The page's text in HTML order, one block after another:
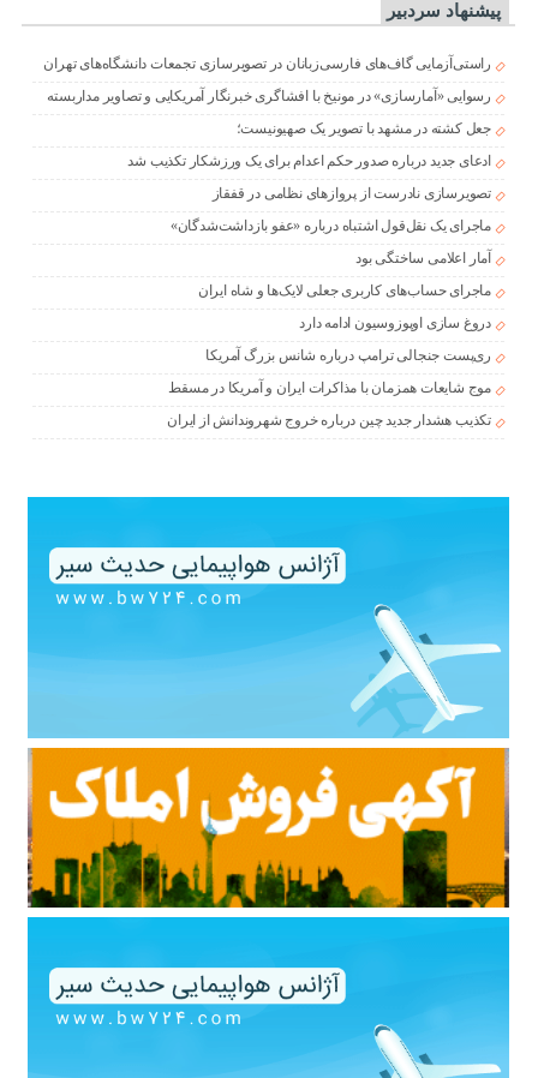
پیشنهاد سردبیر
راستی‌آزمایی گاف‌های فارسی‌زبانان در تصویرسازی تجمعات دانشگاه‌های تهران
رسوایی «آمارسازی» در مونیخ با افشاگری خبرنگار آمریکایی و تصاویر مداربسته
جعل کشته در مشهد با تصویر یک صهیونیست؛
ادعای جدید درباره صدور حکم اعدام برای یک ورزشکار تکذیب شد
تصویرسازی نادرست از پروازهای نظامی در قفقاز
ماجرای یک نقل‌قول اشتباه درباره «عفو بازداشت‌شدگان»
آمار اعلامی ساختگی بود
ماجرای حساب‌های کاربری جعلی لایک‌ها و شاه ایران
دروغ سازی اوپوزوسیون ادامه دارد
ری‌پست جنجالی ترامپ درباره شانس بزرگ آمریکا
موج شایعات همزمان با مذاکرات ایران و آمریکا در مسقط
تکذیب هشدار جدید چین درباره خروج شهروندانش از ایران